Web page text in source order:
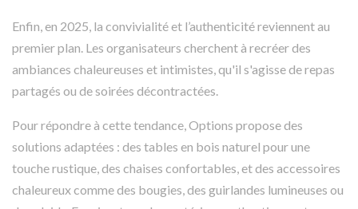
Enfin, en 2025, la convivialité et l’authenticité reviennent au
premier plan. Les organisateurs cherchent à recréer des
ambiances chaleureuses et intimistes, qu'il s'agisse de repas
partagés ou de soirées décontractées.
Pour répondre à cette tendance, Options propose des
solutions adaptées : des tables en bois naturel pour une
touche rustique, des chaises confortables, et des accessoires
chaleureux comme des bougies, des guirlandes lumineuses ou